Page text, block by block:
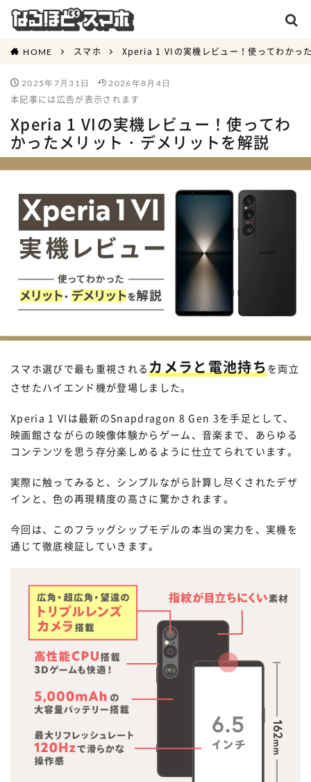
HOME スマホ Xperia 1 VIの実機レビュー！使ってわかっ
2025年7月31日 2026年8月4日
本記事には広告が表示されます
Xperia 1 VIの実機レビュー！使ってわ
かったメリット・デメリットを解説
スマホ選びで最も重視される カメラと電池持ち を両立
させたハイエンド機が登場しました。
Xperia 1 VIは最新のSnapdragon 8 Gen 3を手足として、
映画館さながらの映像体験からゲーム、音楽まで、あらゆる
コンテンツを思う存分楽しめるように仕立てられています。
実際に触ってみると、シンプルながら計算し尽くされたデザ
インと、色の再現精度の高さに驚かされます。
今回は、このフラッグシップモデルの本当の実力を、実機を
通じて徹底検証していきます。